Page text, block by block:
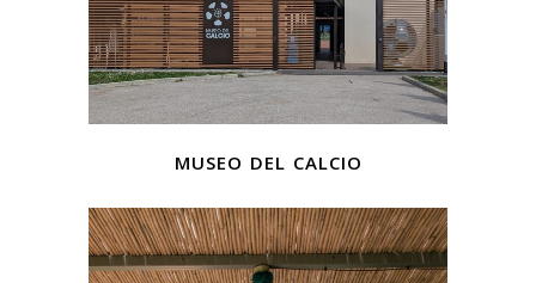
museo del calcio